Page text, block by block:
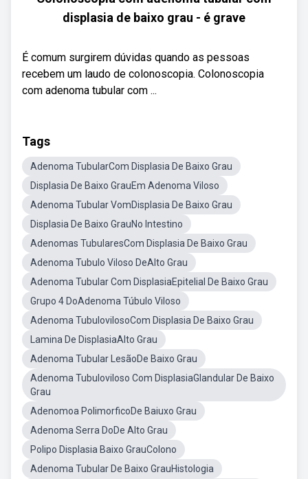
displasia de baixo grau - é grave
É comum surgirem dúvidas quando as pessoas
recebem um laudo de colonoscopia. Colonoscopia
com adenoma tubular com ...
Tags
Adenoma TubularCom Displasia De Baixo Grau
Displasia De Baixo GrauEm Adenoma Viloso
Adenoma Tubular VomDisplasia De Baixo Grau
Displasia De Baixo GrauNo Intestino
Adenomas TubularesCom Displasia De Baixo Grau
Adenoma Tubulo Viloso DeAlto Grau
Adenoma Tubular Com DisplasiaEpitelial De Baixo Grau
Grupo 4 DoAdenoma Túbulo Viloso
Adenoma TubulovilosoCom Displasia De Baixo Grau
Lamina De DisplasiaAlto Grau
Adenoma Tubular LesãoDe Baixo Grau
Adenoma Tubuloviloso Com DisplasiaGlandular De Baixo
Grau
Adenomoa PolimorficoDe Baiuxo Grau
Adenoma Serra DoDe Alto Grau
Polipo Displasia Baixo GrauColono
Adenoma Tubular De Baixo GrauHistologia